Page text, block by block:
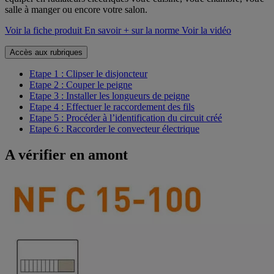
salle à manger ou encore votre salon.
Voir la fiche produit En savoir + sur la norme Voir la vidéo
Accès aux rubriques
Etape 1 : Clipser le disjoncteur
Etape 2 : Couper le peigne
Etape 3 : Installer les longueurs de peigne
Etape 4 : Effectuer le raccordement des fils
Etape 5 : Procéder à l’identification du circuit créé
Etape 6 : Raccorder le convecteur électrique
A vérifier en amont